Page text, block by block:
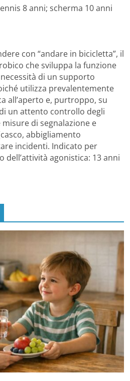
8 anni; scherma 10 anni
con “andare in bicicletta”, il
che sviluppa la funzione
di un supporto
utilizza prevalentemente
all’aperto e, purtroppo, su
un attento controllo degli
di segnalazione e
abbigliamento
incidenti. Indicato per
dell’attività agonistica: 13 anni